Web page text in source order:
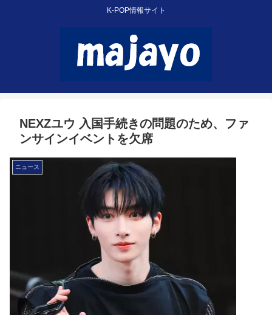
K-POP情報サイト
NEXZユウ 入国手続きの問題のため、ファ
ンサインイベントを欠席
ニュース